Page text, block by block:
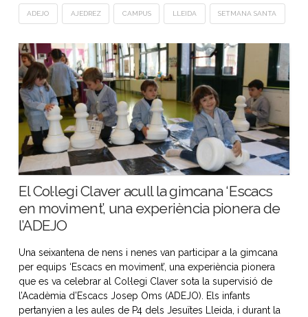
ADEJO AJEDREZ CAMPUS LLEIDA SETMANA SANTA
El Col·legi Claver acull la gimcana ‘Escacs
en moviment’, una experiència pionera de
l’ADEJO
Una seixantena de nens i nenes van participar a la gimcana
per equips ‘Escacs en moviment’, una experiència pionera
que es va celebrar al Col·legi Claver sota la supervisió de
l’Acadèmia d’Escacs Josep Oms (ADEJO). Els infants
pertanyien a les aules de P4 dels Jesuïtes Lleida, i durant la